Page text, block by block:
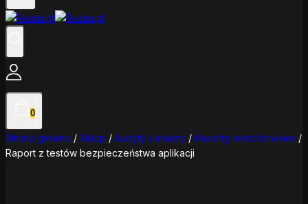
0
Strona główna / Sklep / Audyty i analizy / Raporty wdrożeniowe /
Raport z testów bezpieczeństwa aplikacji